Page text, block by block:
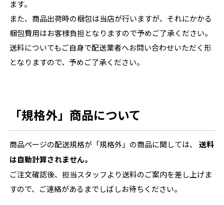
ます。
また、商品出荷時の梱包は当店が行いますが、それにかかる
梱包費用はお客様負担となりますので予めご了承ください。
送料についてもご自身で配送業者へお問い合わせいただく形
となりますので、予めご了承ください。
「規格外」商品について
商品ページの配送規格が「規格外」の商品に関しては、 送料
は自動計算されません。
ご注文確認後、担当スタッフより送料のご案内を差し上げま
すので、ご連絡があるまでしばしお待ちください。